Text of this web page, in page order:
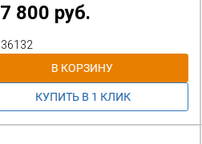
800 руб.